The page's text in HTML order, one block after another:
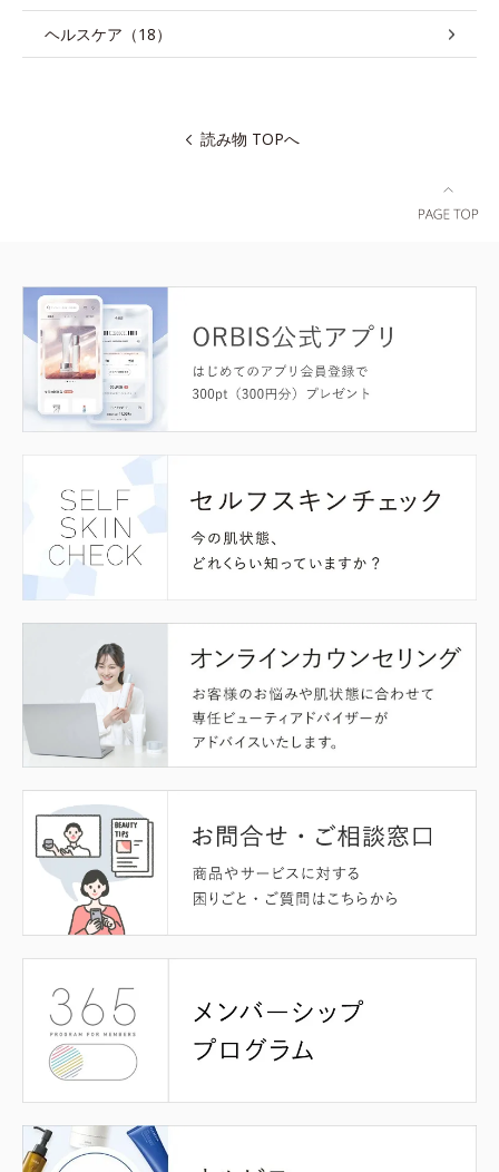
ヘルスケア（18）
読み物 TOPへ